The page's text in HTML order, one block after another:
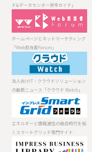
タセンター完全
ホームページと
ネットマーケテ
ィング「Web担
当者Forum」
インターネット
メディアの総合
研究所 調査報
法人向けIT・ク
ラウドソリュー
ションの最新ニ
ュース「クラウ
日本のITを変え
「IT Leaders」
エネルギーと情
報通信の融合時
代を拓くスマー
トグリッド専門
ECに携わる人の
ためのメディア
「ネットショッ
プ担当者フォー
製品 ⁄ サービスの
デジタルが生み
ド&データセンター完全ガイド」
ホームページとネットマーケティング
「Web担当者Forum」
法人向けIT・クラウドソリューション
の最新ニュース「クラウド Watch」
エネルギーと情報通信の融合時代を拓
くスマートグリッド専門サイト